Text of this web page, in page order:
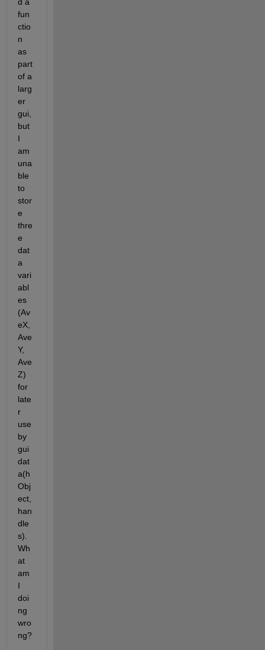
fun
ctio
n
as
part
of a
larg
er
gui,
but
I
am
una
ble
to
stor
e
thre
e
dat
a
vari
abl
es
(Av
eX,
Ave
Y,
Ave
Z)
for
late
r
use
by
gui
dat
a(h
Obj
ect,
han
dle
s).
Wh
at
am
I
doi
ng
wro
ng?